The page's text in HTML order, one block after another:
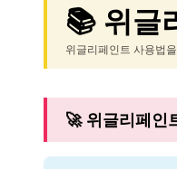
📚 위글
위글리페인트 사용법
🚀 위글리페인